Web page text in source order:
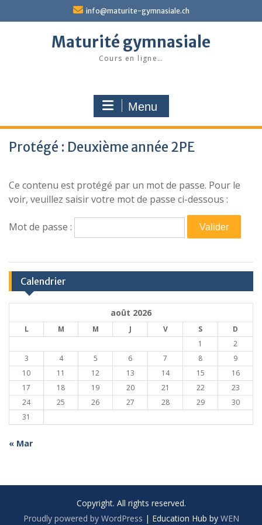
info@maturite-gymnasiale.ch
Maturité gymnasiale
Cours en ligne…
Menu
Protégé : Deuxième année 2PE
Ce contenu est protégé par un mot de passe. Pour le
voir, veuillez saisir votre mot de passe ci-dessous :
Mot de passe :
Calendrier
août 2026
L M M J V S
D
1
2
3
4 5 6 7 8
9
10
11 12 13 14 15
16
17
18 19 20 21 22
23
24
25 26 27 28 29
30
31
« Mar
Copyright. All rights reserved.
Proudly powered by WordPress | Education Hub by WEN